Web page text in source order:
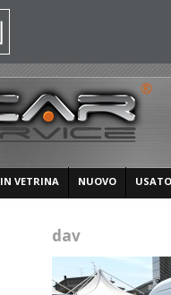
IN VETRINA NUOVO USATO
dav